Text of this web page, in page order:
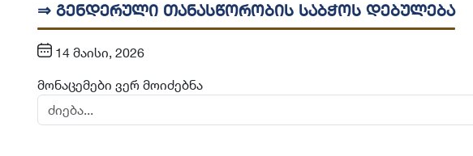
⇒ გენდერული თანასწორობის საბჭოს დებულება
14 მაისი, 2026
მონაცემები ვერ მოიძებნა